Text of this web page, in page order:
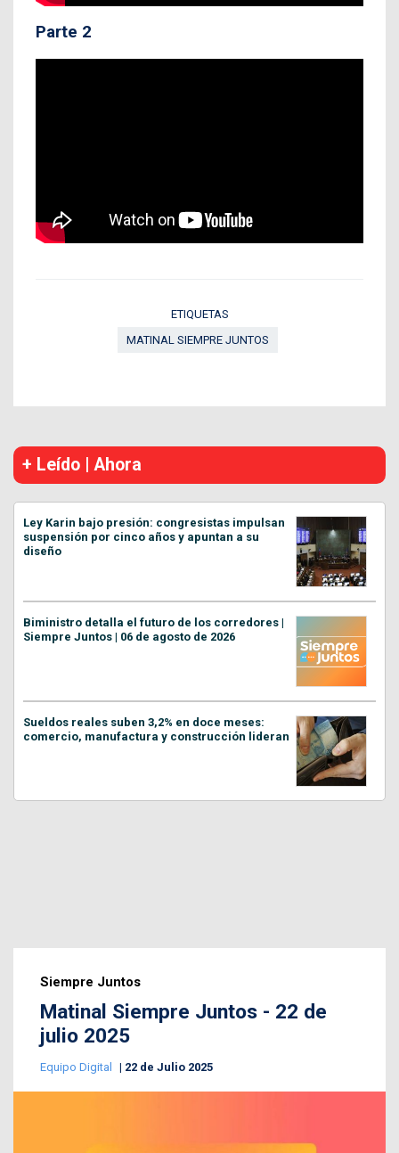
Parte 2
ETIQUETAS
MATINAL SIEMPRE JUNTOS
+ Leído | Ahora
Ley Karin bajo presión: congresistas impulsan
suspensión por cinco años y apuntan a su
diseño
Biministro detalla el futuro de los corredores |
Siempre Juntos | 06 de agosto de 2026
Sueldos reales suben 3,2% en doce meses:
comercio, manufactura y construcción lideran
Siempre Juntos
Matinal Siempre Juntos - 22 de
julio 2025
Equipo Digital 22 de Julio 2025